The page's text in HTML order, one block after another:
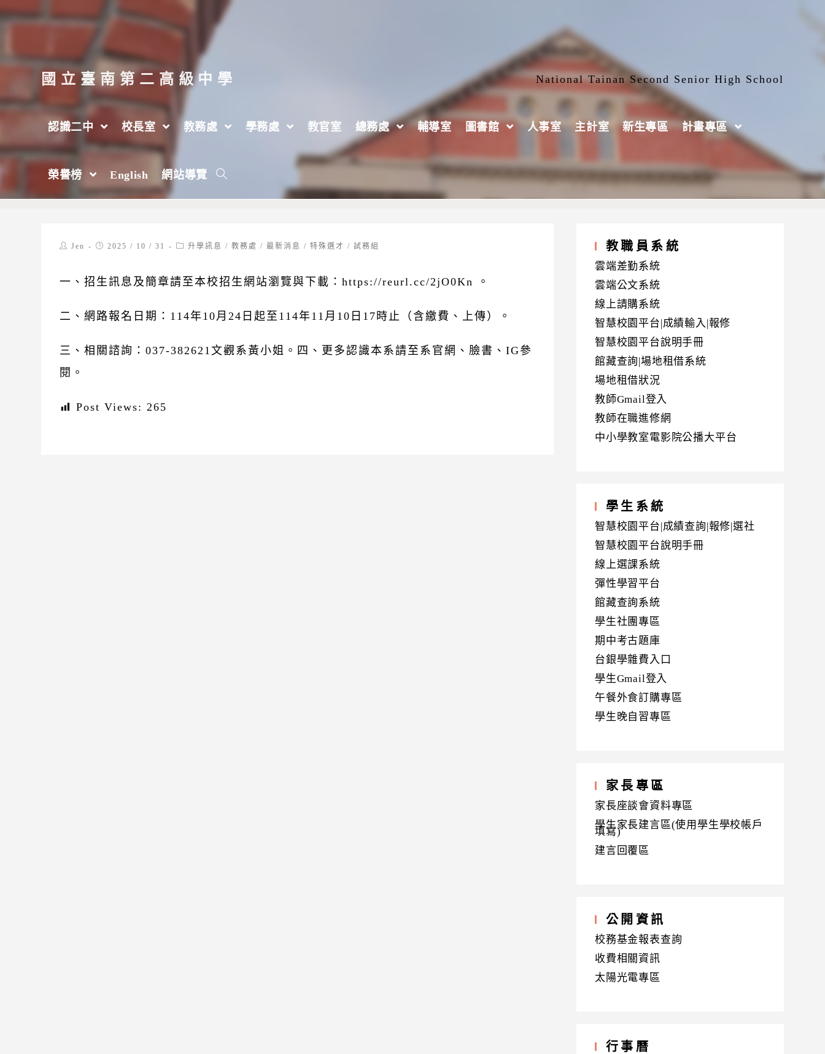
跳
至
要
內
容
國立臺南第二高級中學 National Tainan Second Senior High School
認識二中 校長室 教務處 學務處 教官室 總務處 輔導室 圖書館 人事室 主計室 新生專區 計畫專區
榮譽榜 English 網站導覽
【試務組】國立聯合大學文化觀光產業學系115學年度特殊選才管道招生訊息
2025 年 > 10 月 > 31 日
PostJen
Post2025 / 10 / 31
Post升學訊息 / 教務處 / 最新消息 / 特殊選才 / 試務組
一、招生訊息及簡章請至本校招生網站瀏覽與下載：https://reurl.cc/2jO0Kn 。
二、網路報名日期：114年10月24日起至114年11月10日17時止（含繳費、上傳）。
三、相關諮詢：037-382621文觀系黃小姐。四、更多認識本系請至系官網、臉書、IG參
閱。
Post Views: 265
教職員系統
雲端差勤系統
雲端公文系統
線上請購系統
智慧校園平台|成績輸入|報修
智慧校園平台說明手冊
館藏查詢|場地租借系統
場地租借狀況
教師Gmail登入
教師在職進修網
中小學教室電影院公播大平台
學生系統
智慧校園平台|成績查詢|報修|選社
智慧校園平台說明手冊
線上選課系統
彈性學習平台
館藏查詢系統
學生社團專區
期中考古題庫
台銀學雜費入口
學生Gmail登入
午餐外食訂購專區
學生晚自習專區
家長專區
家長座談會資料專區
學生家長建言區(使用學生學校帳戶
填寫)
建言回覆區
公開資訊
校務基金報表查詢
收費相關資訊
太陽光電專區
行事曆